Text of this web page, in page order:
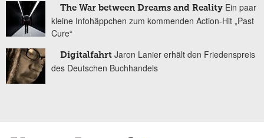
The War between Dreams and Reality Ein paar
kleine Infohäppchen zum kommenden Action-Hit „Past
Cure“
Digitalfahrt Jaron Lanier erhält den Friedenspreis
des Deutschen Buchhandels